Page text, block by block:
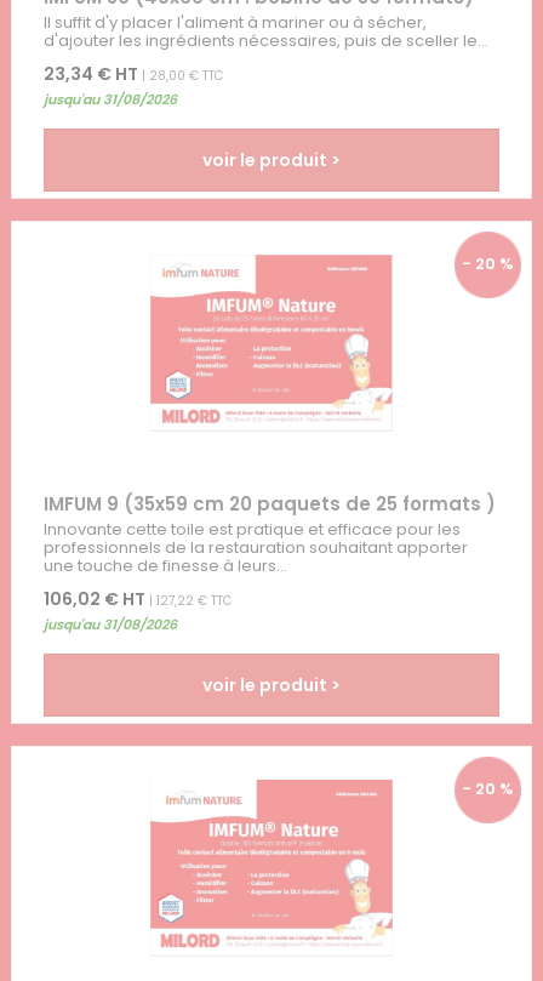
Il suffit d'y placer l'aliment à mariner ou à sécher,
d'ajouter les ingrédients nécessaires, puis de sceller le...
23,34 € HT | 28,00 € TTC
jusqu'au 31/08/2026
voir le produit >
- 20 %
IMFUM 9 (35x59 cm 20 paquets de 25 formats )
Innovante cette toile est pratique et efficace pour les
professionnels de la restauration souhaitant apporter
une touche de finesse à leurs...
106,02 € HT | 127,22 € TTC
jusqu'au 31/08/2026
voir le produit >
- 20 %